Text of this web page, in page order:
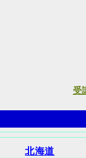
受
北海道